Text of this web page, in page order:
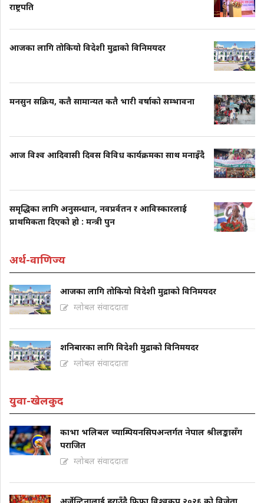
राष्ट्रपति
आजका लागि तोकियो विदेशी मुद्राको विनिमयदर
मनसुन सक्रिय, कतै सामान्यत कतै भारी वर्षाको सम्भावना
आज विश्व आदिवासी दिवस विविध कार्यक्रमका साथ मनाइँदै
समृद्धिका लागि अनुसन्धान, नवप्रर्वतन र आविस्कारलाई
प्राथमिकता दिएको हो : मन्त्री पुन
अर्थ-वाणिज्य
आजका लागि तोकियो विदेशी मुद्राको विनिमयदर
ग्लोबल संवाददाता
शनिबारका लागि विदेशी मुद्राको विनिमयदर
ग्लोबल संवाददाता
युवा-खेलकुद
काभा भलिबल च्याम्पियनसिपअन्तर्गत नेपाल श्रीलङ्कासँग
पराजित
ग्लोबल संवाददाता